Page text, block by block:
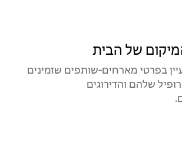
של הבית
בפרטי מארחים‑שותפים שזמינים
שלהם והדירוגים